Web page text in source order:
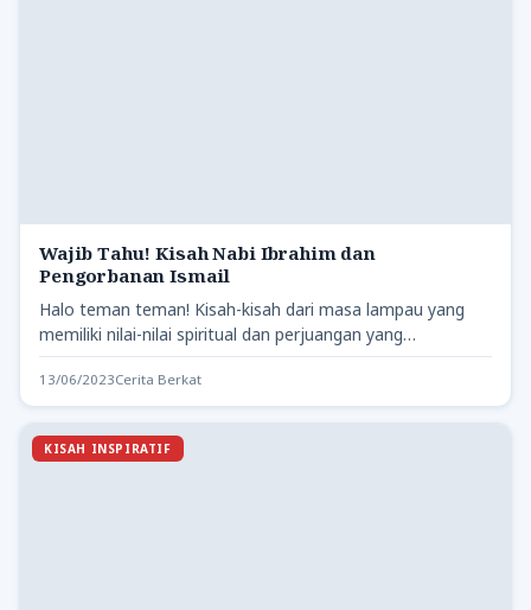
Wajib Tahu! Kisah Nabi Ibrahim dan
Pengorbanan Ismail
Halo teman teman! Kisah-kisah dari masa lampau yang
memiliki nilai-nilai spiritual dan perjuangan yang
menginspirasi selalu menarik perhatian…
13/06/2023Cerita Berkat
KISAH INSPIRATIF